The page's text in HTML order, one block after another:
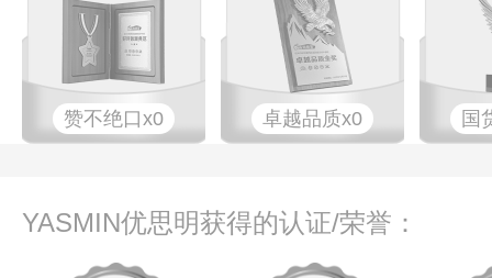
赞不绝口x0 卓越品质x0 国
YASMIN优思明获得的认证/荣誉：